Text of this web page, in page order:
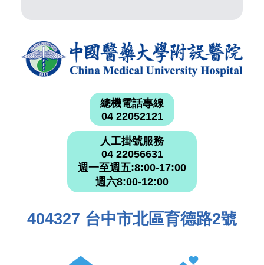
總機電話專線
04 22052121
人工掛號服務
04 22056631
週一至週五:8:00-17:00
週六8:00-12:00
404327 台中市北區育德路2號